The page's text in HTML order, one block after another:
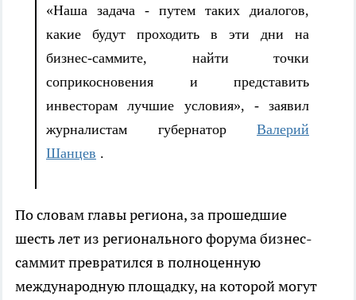
«Наша задача - путем таких диалогов,
какие будут проходить в эти дни на
бизнес-саммите, найти точки
соприкосновения и представить
инвесторам лучшие условия», - заявил
журналистам губернатор Валерий
Шанцев .
По словам главы региона, за прошедшие
шесть лет из регионального форума бизнес-
саммит превратился в полноценную
международную площадку, на которой могут